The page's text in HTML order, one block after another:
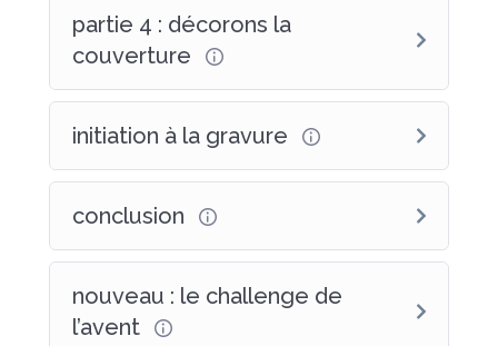
partie 4 : décorons la
couverture
initiation à la gravure
conclusion
nouveau : le challenge de
l’avent